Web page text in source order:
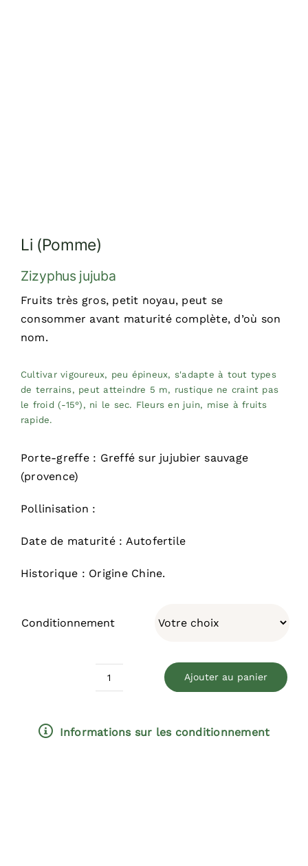
Li (Pomme)
Zizyphus jujuba
Fruits très gros, petit noyau, peut se
consommer avant maturité complète, d’où son
nom.
Cultivar vigoureux, peu épineux, s'adapte à tout types
de terrains, peut atteindre 5 m, rustique ne craint pas
le froid (-15°), ni le sec. Fleurs en juin, mise à fruits
rapide.
Porte-greffe : Greffé sur jujubier sauvage
(provence)
Pollinisation :
Date de maturité : Autofertile
Historique : Origine Chine.
Conditionnement
Ajouter au panier
Informations sur les conditionnement